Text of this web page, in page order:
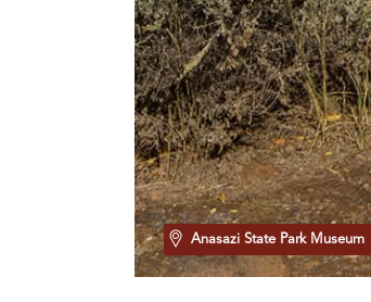
Anasazi State Park Museum